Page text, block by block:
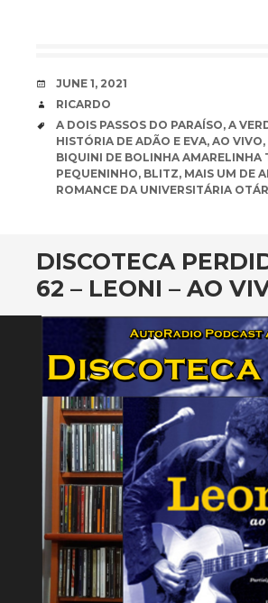
DATE
JUNE 1, 2021
AUTHOR
RICARDO
TAGS
A DOIS PASSOS DO PARAÍSO, A
HISTÓRIA DE ADÃO E EVA, AO VIVO,
BIQUINI DE BOLINHA AMARELINHA
PEQUENINHO, BLITZ, MAIS UM DE
ROMANCE DA UNIVERSITÁRIA
DISCOTECA
62 – LEONI – AO